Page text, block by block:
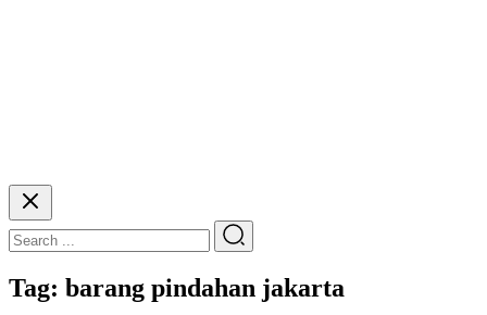
Tag: barang pindahan jakarta